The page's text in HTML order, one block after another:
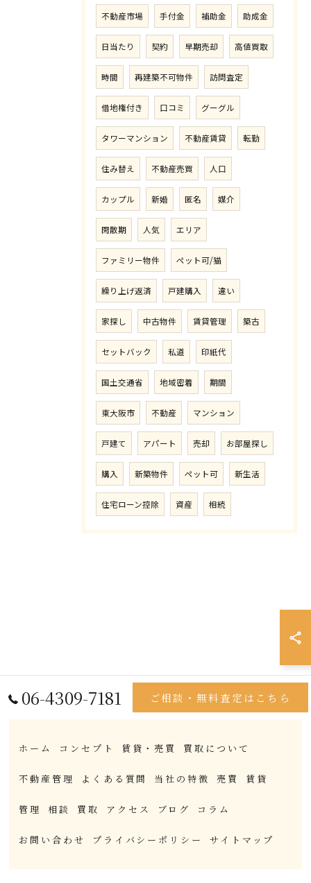
不動産市場 手付金 補助金 助成金
日当たり 契約 早期売却 高値買取
時間 再建築不可物件 訪問査定
借地権付き 口コミ グーグル
タワーマンション 不動産賃貸 転勤
住み替え 不動産売買 人口
カップル 新婚 匿名 媒介
閑散期 人気 エリア
ファミリー物件 ペット可/猫
繰り上げ返済 戸建購入 違い
家探し 中古物件 賃貸管理 築古
セットバック 私道 印紙代
国土交通省 地域密着 期間
東大阪市 不動産 マンション
戸建て アパート 売却 お部屋探し
購入 新築物件 ペット可 新生活
住宅ローン控除 資産 相続
06-4309-7181 ご相談・無料査定はこちら
ホーム コンセプト 賃貸・売買 買取について
不動産管理 よくある質問 当社の特徴 売買 賃貸
管理 相談 買取 アクセス ブログ コラム
お問い合わせ プライバシーポリシー サイトマップ